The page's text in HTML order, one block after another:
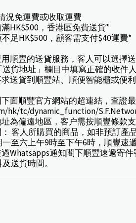
況免運費或收取運費
滿HK$500，香港區免費送貨*
不足HK$500，顧客需支付$40運費*
用順豐的送貨服務，客人可以選擇
貨地址」欄目中填寫正確的收件
求送貨到順豐站、順便智能櫃或便
下面順豐官方網站的超連結，查證
hk/tc/dynamic_function/
址為偏遠地區，客户需按順豐條款
： 客人所購買的商品，如非預訂
至六上午9時至下午6時，順豐速
過Whatsapps通知閣下順豐速遞寄
送貨時間。